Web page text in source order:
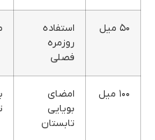
۵۰ میل
استفاده
روزمره
فصلی
۱۰۰ میل
امضای
بویایی
تابستان